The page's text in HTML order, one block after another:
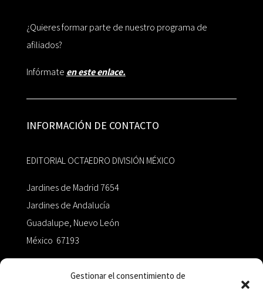
Gestionar el consentimiento de
¿Quieres formar parte de nuestro programa de
afiliados?
Infórmate en este enlace.
INFORMACIÓN DE CONTACTO
EDITORIAL OCTAEDRO DIVISIÓN MÉXICO
Jardines de Madrid 7654
Jardines de Andalucía
Guadalupe, Nuevo León
México 67193